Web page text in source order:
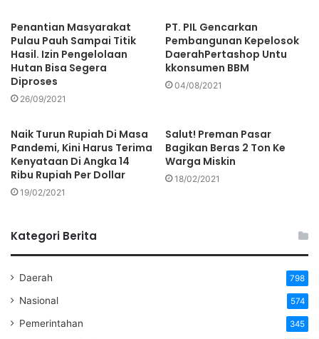
Penantian Masyarakat
Pulau Pauh Sampai Titik
Hasil. Izin Pengelolaan
Hutan Bisa Segera
Diproses
26/09/2021
PT. PIL Gencarkan
Pembangunan Kepelosok
DaerahPertashop Untu
kkonsumen BBM
04/08/2021
Naik Turun Rupiah Di Masa
Pandemi, Kini Harus Terima
Kenyataan Di Angka 14
Ribu Rupiah Per Dollar
19/02/2021
Salut! Preman Pasar
Bagikan Beras 2 Ton Ke
Warga Miskin
18/02/2021
Kategori Berita
Daerah 798
Nasional 574
Pemerintahan 345